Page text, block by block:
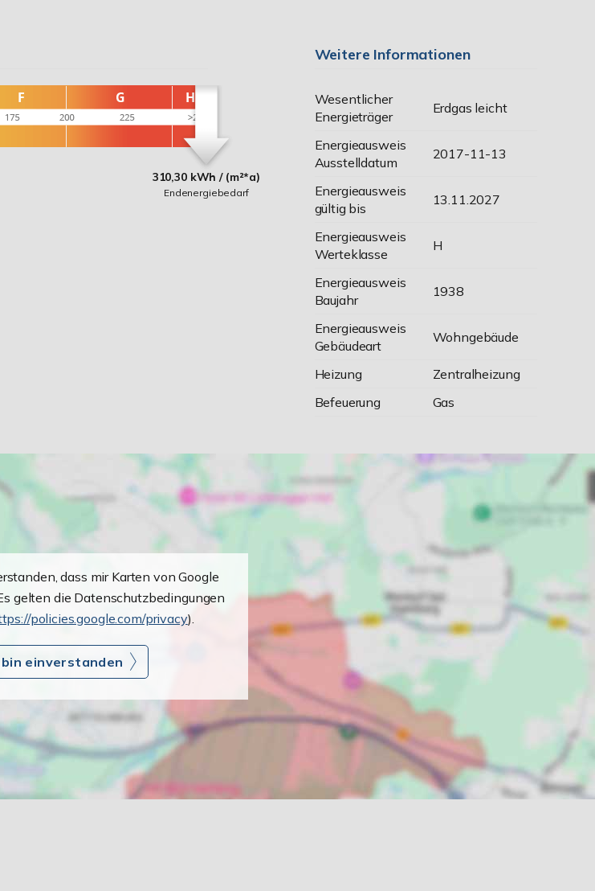
310,30 kWh / (m²*a)
Endenergiebedarf
Weitere Informationen
Wesentlicher
Energieträger
Erdgas leicht
Energieausweis
Ausstelldatum
2017-11-13
Energieausweis
gültig bis
13.11.2027
Energieausweis
Werteklasse
H
Energieausweis
Baujahr
1938
Energieausweis
Gebäudeart
Wohngebäude
Heizung
Zentralheizung
Befeuerung
Gas
dass mir Karten von Google
gelten die Datenschutzbedingungen
policies.google.com/privacy).
bin einverstanden